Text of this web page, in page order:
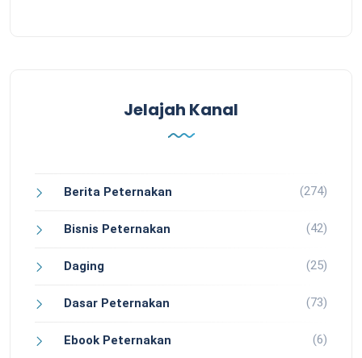
Jelajah Kanal
Berita Peternakan (274)
Bisnis Peternakan (42)
Daging (25)
Dasar Peternakan (73)
Ebook Peternakan (6)